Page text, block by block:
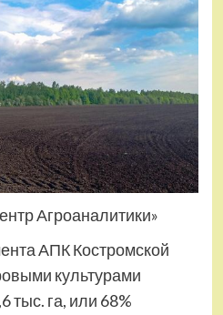
Агроаналитики»
АПК Костромской
культурами
тыс. га, или 68%